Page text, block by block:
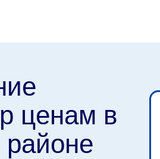
ценам в